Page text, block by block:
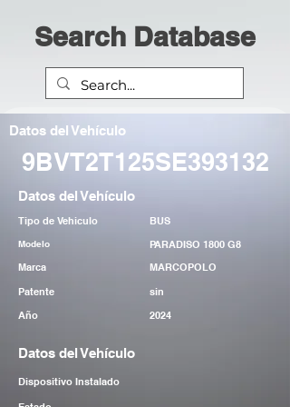
Search Database
Datos del Vehículo
9BVT2T125SE393132
Datos del Vehículo
Tipo de Vehiculo BUS
Modelo
PARADISO 1800 G8
Marca
MARCOPOLO
Patente
sin
Año
2024
Datos del Vehículo
Dispositivo Instalado